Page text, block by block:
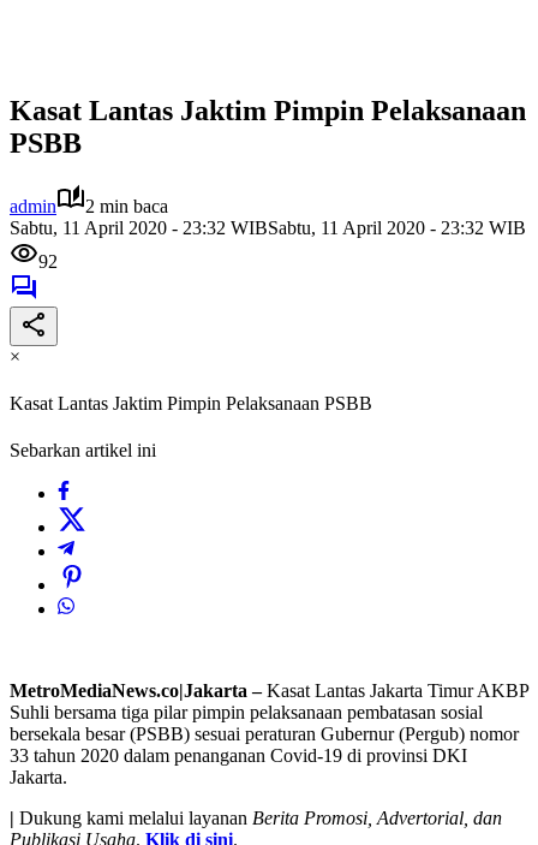
Kasat Lantas Jaktim Pimpin Pelaksanaan
PSBB
admin
2 min baca
Sabtu, 11 April 2020 - 23:32 WIBSabtu, 11 April 2020 - 23:32 WIB
92
×
Kasat Lantas Jaktim Pimpin Pelaksanaan PSBB
Sebarkan artikel ini
MetroMediaNews.co|Jakarta –Kasat Lantas Jakarta Timur AKBP
Suhli bersama tiga pilar pimpin pelaksanaan pembatasan sosial
bersekala besar (PSBB) sesuai peraturan Gubernur (Pergub) nomor
33 tahun 2020 dalam penanganan Covid-19 di provinsi DKI
Jakarta.
| Dukung kami melalui layanan Berita Promosi, Advertorial, dan
Publikasi Usaha. Klik di sini.